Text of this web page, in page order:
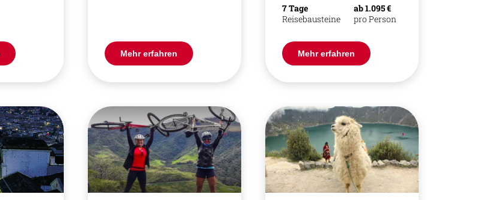
Mehr erfahren
7 Tage
Reisebausteine
ab 1.095 €
pro Person
Mehr erfahren